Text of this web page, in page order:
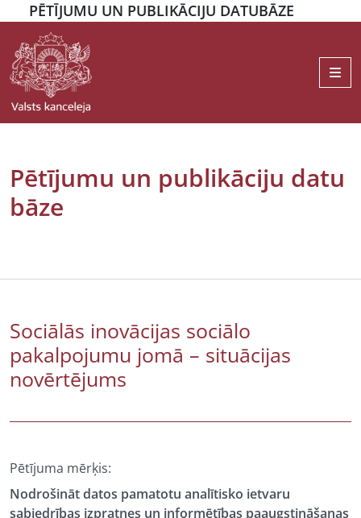
PĒTĪJUMU UN PUBLIKĀCIJU DATUBĀZE
Pētījumu un publikāciju datu
bāze
Sociālās inovācijas sociālo
pakalpojumu jomā – situācijas
novērtējums
Pētījuma mērķis:
Nodrošināt datos pamatotu analītisko ietvaru
sabiedrības izpratnes un informētības paaugstināšanas